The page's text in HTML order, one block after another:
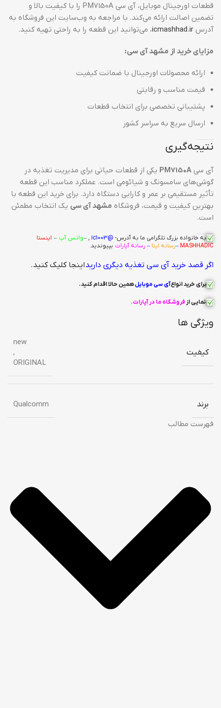
قطعات اورجینال موبایل، آی سی PM7150A را با کیفیت بالا و
تضمین اصالت ارائه می‌کند. با مراجعه به وب‌سایت این فروشگاه به
آدرس icmashhad.ir، می‌توانید این قطعه را به راحتی تهیه کنید.
مزایای خرید از مشهد آی سی:
ارائه محصولات اورجینال با ضمانت کیفیت
قیمت مناسب و رقابتی
پشتیبانی تخصصی برای انتخاب قطعات
ارسال سریع به سراسر کشور
نتیجه‌گیری
آی سی PM7150A یکی از قطعات حیاتی برای مدیریت تغذیه در
گوشی‌های سامسونگ و شیائومی است. عملکرد مناسب این قطعه
تأثیر مستقیمی بر عمر و کارایی دستگاه دارد. برای خرید این قطعه با
بهترین کیفیت و قیمت، فروشگاه مشهد آی سی یک انتخاب مطمئن
است.
به خانواده بزرگ تلگرامی ما به آدرس- @ic1003
, –واتس آپ – اینستا
MASHHADIC
–رسانه ایتا – رسانه آپارات بپیوندید.
اگر قصد خرید آی سی تغذیه دیگری داریداینجا کلیک کنید.
برای خرید انواعآی سیموبایلهمین حالا اقدام کنید.
نمایی از فروشگاه ما در آپارات.
ویژگی ها
کیفیت
new
,
ORIGINAL
برند
Qualcomm
فهرست مطالب